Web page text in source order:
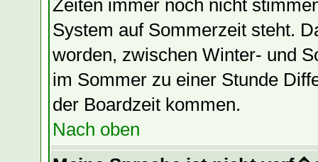
Zeiten immer noch nicht
System auf Sommerzeit steht.
worden, zwischen Winter- und
im Sommer zu einer Stunde
der Boardzeit kommen.
Nach oben